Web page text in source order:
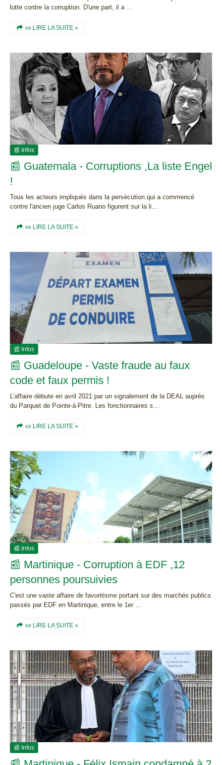
lutte contre la corruption. D'une part, il a …
📜 LIRE LA SUITE »
📰 Infos
📰 Guatemala - Corruptions ,La liste Engel
!
Tous les acteurs impliqués dans la persécution qui a commencé
contre l'ancien juge Carlos Ruano figurent sur la li…
📜 LIRE LA SUITE »
📰 Infos
📰 Guadeloupe - Vaste fraude au faux
code et faux permis !
L’affaire débute en avril 2021 par un signalement de la DEAL auprès
du Parquet de Pointe-à-Pitre. Les fonctionnaires s…
📜 LIRE LA SUITE »
📰 Infos
📰 Martinique - Corruption à EDF ,12
personnes poursuivies
C'est une vaste affaire de favoritisme portant sur des marchés publics
passés par EDF en Martinique, entre le 1er …
📜 LIRE LA SUITE »
📰 Infos